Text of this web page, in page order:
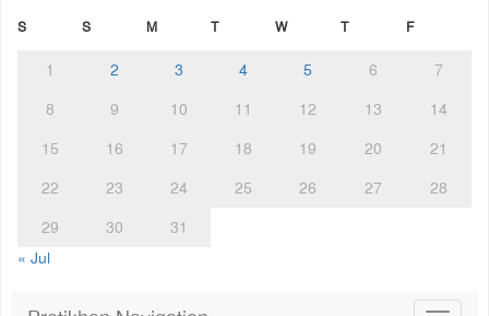
S S M T W T F
1 2 3 4 5 6
7
8
9 10 11 12 13
14
15
16 17 18 19 20
21
22
23 24 25 26 27
28
29
30
31
« Jul